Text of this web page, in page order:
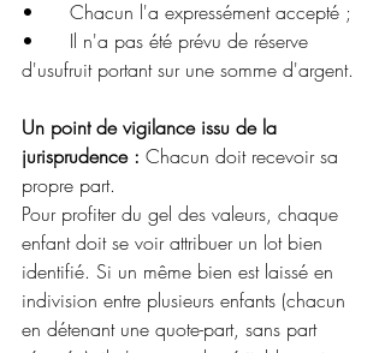
•	Chacun l'a expressément accepté ;
•	Il n'a pas été prévu de réserve
d'usufruit portant sur une somme d'argent.
Un point de vigilance issu de la
jurisprudence : Chacun doit recevoir sa
propre part.
Pour profiter du gel des valeurs, chaque
enfant doit se voir attribuer un lot bien
identifié. Si un même bien est laissé en
indivision entre plusieurs enfants (chacun
en détenant une quote-part, sans part